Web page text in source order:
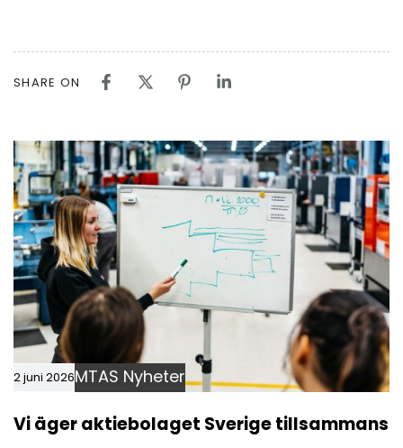
SHARE ON
2 juni 2026MTAS Nyheter
Vi äger aktiebolaget Sverige tillsammans